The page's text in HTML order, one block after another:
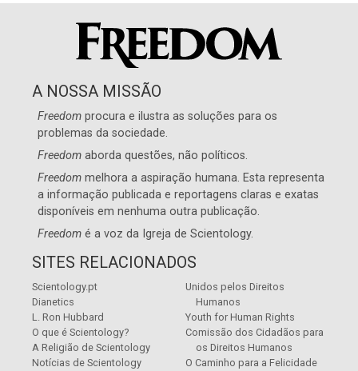
A NOSSA MISSÃO
Freedom procura e ilustra as soluções para os
problemas da sociedade.
Freedom aborda questões, não políticos.
Freedom melhora a aspiração humana. Esta representa
a informação publicada e reportagens claras e exatas
disponíveis em nenhuma outra publicação.
Freedom é a voz da Igreja de Scientology.
SITES RELACIONADOS
Scientology.pt
Dianetics
L. Ron Hubbard
O que é Scientology?
A Religião de Scientology
Notícias de Scientology
Unidos pelos Direitos
Humanos
Youth for Human Rights
Comissão dos Cidadãos para
os Direitos Humanos
O Caminho para a Felicidade